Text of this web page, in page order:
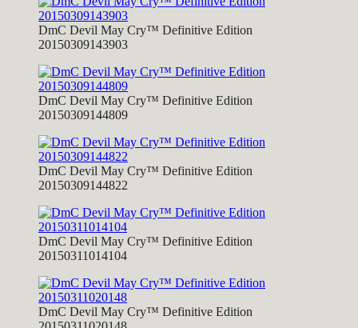
DmC Devil May Cry™ Definitive Edition
20150309143903
DmC Devil May Cry™ Definitive Edition
20150309144809
DmC Devil May Cry™ Definitive Edition
20150309144822
DmC Devil May Cry™ Definitive Edition
20150311014104
DmC Devil May Cry™ Definitive Edition